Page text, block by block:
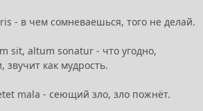
- в чем сомневаешься, того не делай.
sit, altum sonatur - что угодно,
звучит как мудрость.
mala - сеющий зло, зло пожнёт.